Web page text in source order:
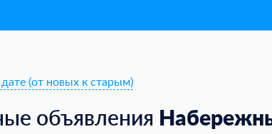
(от новых к старым)
объявления